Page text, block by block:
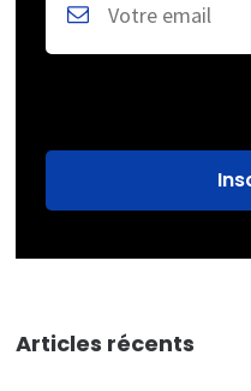
Articles récents